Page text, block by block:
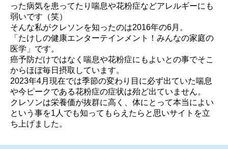
った病気を患ってたり喘息や花粉症などアレルギーにも
弱いです（笑）
そんな私がクレソンを知ったのは2016年の6月。
「たけしの健康エンターテインメント！みんなの家庭の
医学」です。
癌予防だけではなく喘息や花粉症にもよいとの事でそこ
からほぼ毎日摂取しています。
2023年4月現在では季節の変わり目に必ず出ていた喘息
や今ピークである花粉症の症状は殆ど出ていません。
クレソンは栄養価が抜群に高く、体にとって本当によい
という事を1人でも知ってもらえたらと思いサイトを立
ち上げました。